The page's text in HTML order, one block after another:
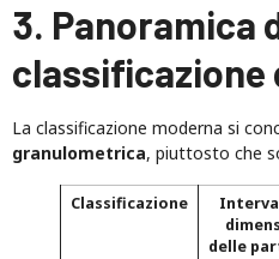
3. Panoramica
classificazione
La classificazione moderna si
granulometrica, piuttosto che
Classificazione
delle